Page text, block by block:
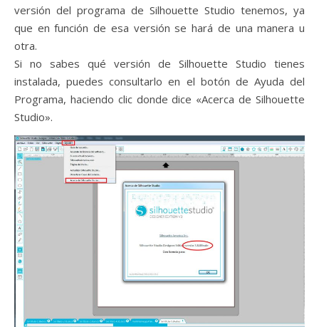
versión del programa de Silhouette Studio tenemos, ya
que en función de esa versión se hará de una manera u
otra.
Si no sabes qué versión de Silhouette Studio tienes
instalada, puedes consultarlo en el botón de Ayuda del
Programa, haciendo clic donde dice «Acerca de Silhouette
Studio».